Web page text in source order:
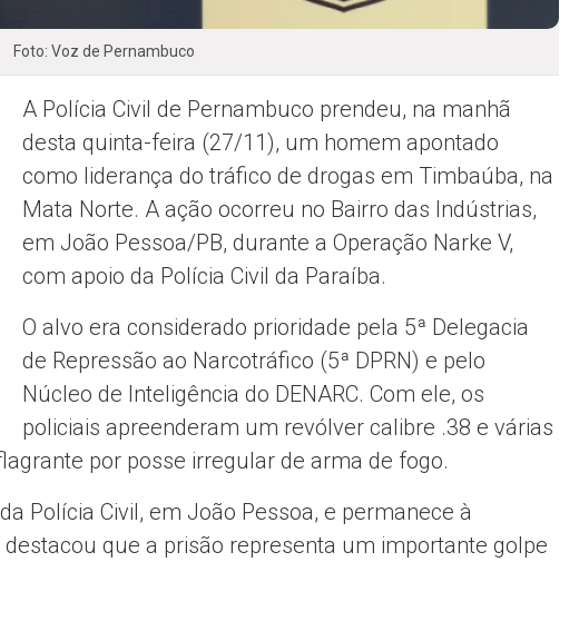
Foto: Voz de Pernambuco
A Polícia Civil de Pernambuco prendeu, na manhã
desta quinta-feira (27/11), um homem apontado
como liderança do tráfico de drogas em Timbaúba, na
Mata Norte. A ação ocorreu no Bairro das Indústrias,
em João Pessoa/PB, durante a Operação Narke V,
com apoio da Polícia Civil da Paraíba.
O alvo era considerado prioridade pela 5ª Delegacia
de Repressão ao Narcotráfico (5ª DPRN) e pelo
Núcleo de Inteligência do DENARC. Com ele, os
policiais apreenderam um revólver calibre .38 e várias
por posse irregular de arma de fogo.
Polícia Civil, em João Pessoa, e permanece à
que a prisão representa um importante golpe